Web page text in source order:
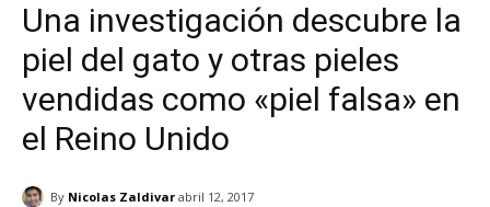
Una investigación descubre la
piel del gato y otras pieles
vendidas como «piel falsa» en
el Reino Unido
By Nicolas Zaldivar abril 12, 2017